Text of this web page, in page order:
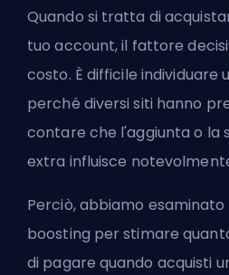
Quando si tratta di
tuo account, il fattore
costo. È difficile individuare
perché diversi siti hanno
contare che l'aggiunta o la
extra influisce
Perciò, abbiamo esaminato
boosting per stimare
di pagare quando acquisti